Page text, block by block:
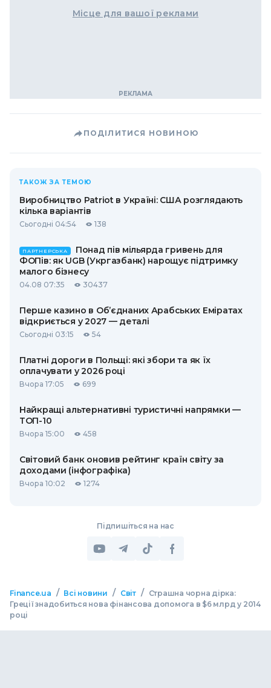
Місце для вашої реклами
ПОДІЛИТИСЯ НОВИНОЮ
ТАКОЖ ЗА ТЕМОЮ
Виробництво Patriot в Україні: США розглядають
кілька варіантів
Сьогодні 04:54 138
ПАРТНЕРСЬКА
Понад пів мільярда гривень для
ФОПів: як UGB (Укргазбанк) нарощує підтримку
малого бізнесу
04.08 07:35 30437
Перше казино в Об’єднаних Арабських Еміратах
відкриється у 2027 — деталі
Сьогодні 03:15 54
Платні дороги в Польщі: які збори та як їх
оплачувати у 2026 році
Вчора 17:05 699
Найкращі альтернативні туристичні напрямки —
ТОП-10
Вчора 15:00 458
Світовий банк оновив рейтинг країн світу за
доходами (інфографіка)
Вчора 10:02 1274
Підпишіться на нас
Finance.ua / Всі новини / Світ /
Страшна чорна дірка:
Греції знадобиться нова фінансова допомога в $6 млрд у 2014
році